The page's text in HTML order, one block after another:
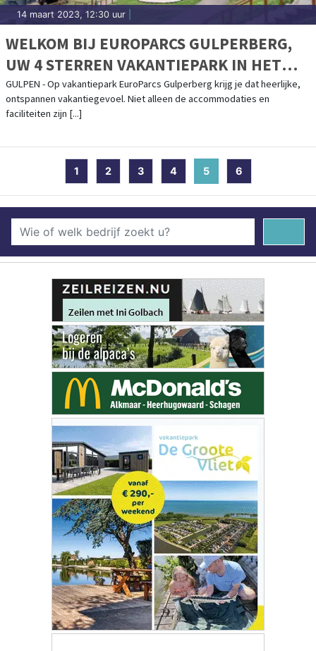
14 maart 2023, 12:30 uur
WELKOM BIJ EUROPARCS GULPERBERG,
UW 4 STERREN VAKANTIEPARK IN HET
LIMBURGSE HEUVELLAND
GULPEN - Op vakantiepark EuroParcs Gulperberg krijg je dat heerlijke,
ontspannen vakantiegevoel. Niet alleen de accommodaties en
faciliteiten zijn [...]
1 2 3 4 5(current)
6